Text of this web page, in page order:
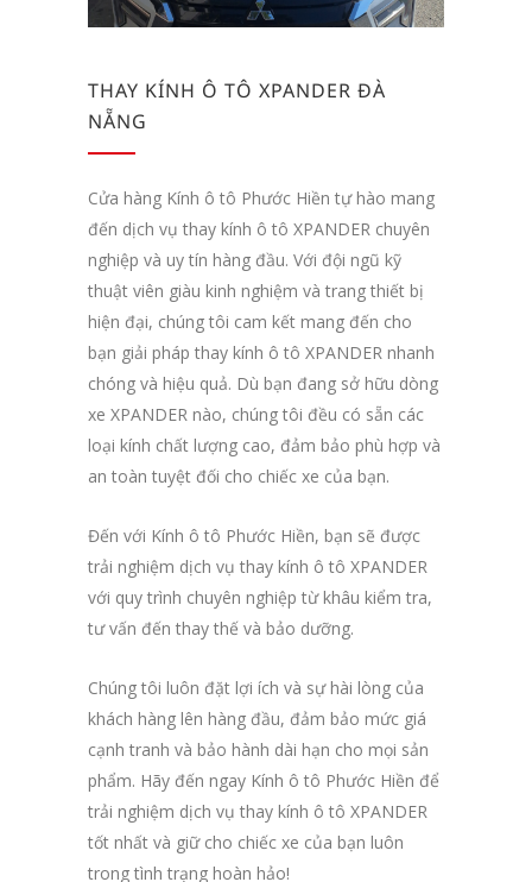
THAY KÍNH Ô TÔ XPANDER ĐÀ
NẴNG
Cửa hàng Kính ô tô Phước Hiền tự hào mang
đến dịch vụ thay kính ô tô XPANDER chuyên
nghiệp và uy tín hàng đầu. Với đội ngũ kỹ
thuật viên giàu kinh nghiệm và trang thiết bị
hiện đại, chúng tôi cam kết mang đến cho
bạn giải pháp thay kính ô tô XPANDER nhanh
chóng và hiệu quả. Dù bạn đang sở hữu dòng
xe XPANDER nào, chúng tôi đều có sẵn các
loại kính chất lượng cao, đảm bảo phù hợp và
an toàn tuyệt đối cho chiếc xe của bạn.
Đến với Kính ô tô Phước Hiền, bạn sẽ được
trải nghiệm dịch vụ thay kính ô tô XPANDER
với quy trình chuyên nghiệp từ khâu kiểm tra,
tư vấn đến thay thế và bảo dưỡng.
Chúng tôi luôn đặt lợi ích và sự hài lòng của
khách hàng lên hàng đầu, đảm bảo mức giá
cạnh tranh và bảo hành dài hạn cho mọi sản
phẩm. Hãy đến ngay Kính ô tô Phước Hiền để
trải nghiệm dịch vụ thay kính ô tô XPANDER
tốt nhất và giữ cho chiếc xe của bạn luôn
trong tình trạng hoàn hảo!